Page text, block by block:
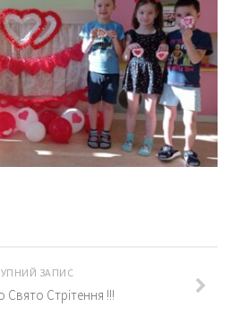
ЗАПИС
Свято Стрітення !!!